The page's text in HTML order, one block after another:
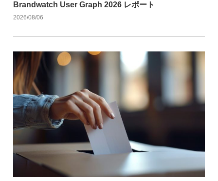
Brandwatch User Graph 2026 レポート
2026/08/06